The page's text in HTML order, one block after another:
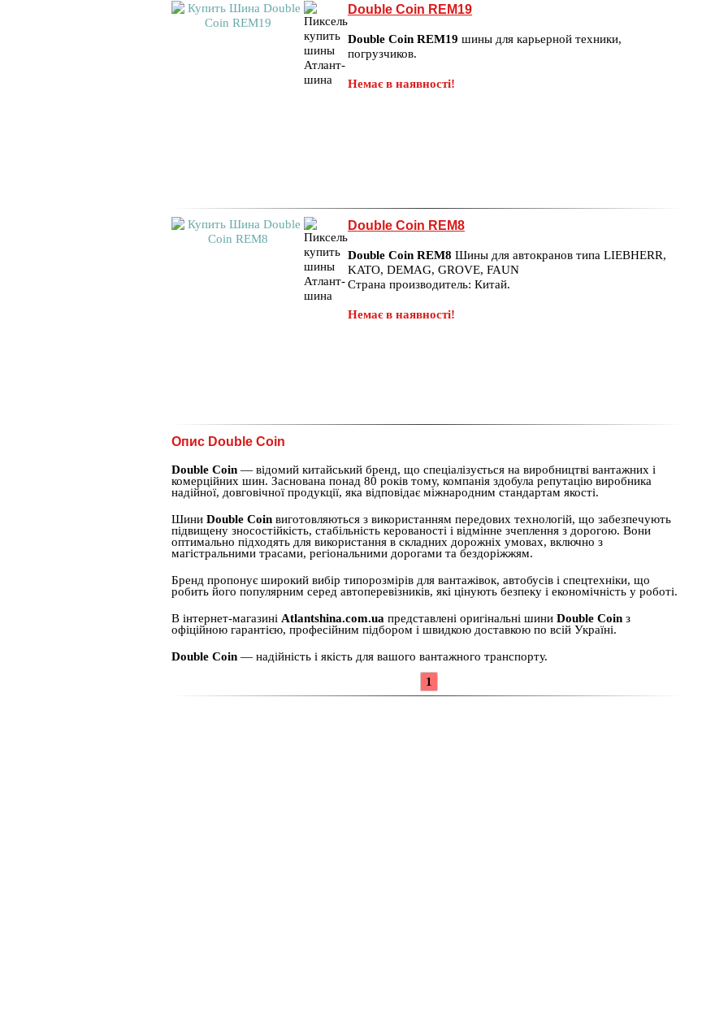
Double Coin REM19
Double Coin REM19 шины для карьерной техники,
погрузчиков.
Немає в наявності!
Double Coin REM8
Double Coin REM8 Шины для автокранов типа LIEBHERR,
KATO, DEMAG, GROVE, FAUN
Страна производитель: Китай.
Немає в наявності!
Опис Double Coin
Double Coin — відомий китайський бренд, що спеціалізується на виробництві вантажних і
комерційних шин. Заснована понад 80 років тому, компанія здобула репутацію виробника
надійної, довговічної продукції, яка відповідає міжнародним стандартам якості.
Шини Double Coin виготовляються з використанням передових технологій, що забезпечують
підвищену зносостійкість, стабільність керованості і відмінне зчеплення з дорогою. Вони
оптимально підходять для використання в складних дорожніх умовах, включно з
магістральними трасами, регіональними дорогами та бездоріжжям.
Бренд пропонує широкий вибір типорозмірів для вантажівок, автобусів і спецтехніки, що
робить його популярним серед автоперевізників, які цінують безпеку і економічність у роботі.
В інтернет-магазині Atlantshina.com.ua представлені оригінальні шини Double Coin з
офіційною гарантією, професійним підбором і швидкою доставкою по всій Україні.
Double Coin — надійність і якість для вашого вантажного транспорту.
1